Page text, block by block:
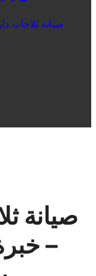
صيانة ثلاجات
صيانة
–